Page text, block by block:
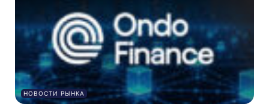
НОВОСТИ РЫНКА